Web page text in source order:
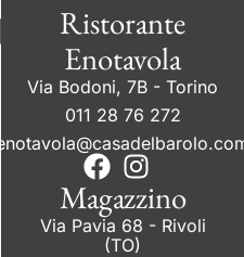
Ristorante
Enotavola
Via Bodoni, 7B - Torino
011 28 76 272
Magazzino
Via Pavia 68 - Rivoli
(TO)